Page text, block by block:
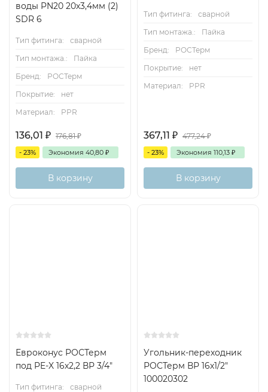
воды PN20 20х3,4мм (2)
SDR 6
Тип фитинга:
сварной
Тип монтажа.:
Пайка
Бренд:
РОСТерм
Покрытие:
нет
Материал:
PPR
136,01 ₽ 176,81₽
- 23% Экономия 40,80 ₽
В корзину
Тип фитинга:
сварной
Тип монтажа.:
Пайка
Бренд:
РОСТерм
Покрытие:
нет
Материал:
PPR
367,11 ₽ 477,24₽
- 23% Экономия 110,13 ₽
В корзину
Евроконус РОСТерм
под PE-X 16х2,2 ВР 3/4"
Тип фитинга:
сварной
Угольник-переходник
РОСТерм ВР 16х1/2"
100020302